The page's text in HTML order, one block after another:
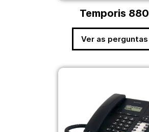
Temporis 880
Ver as perguntas